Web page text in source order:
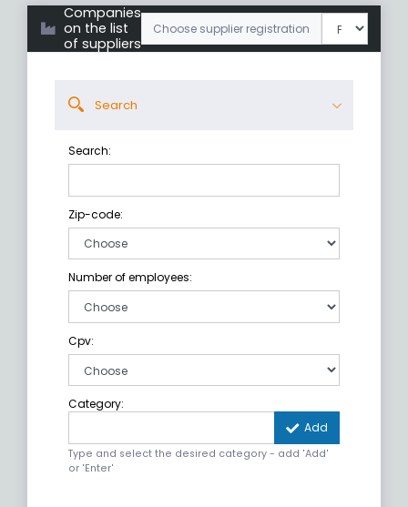
Companies
on the list
of suppliers
Choose supplier registration
Search
Search:
Zip-code:
Number of employees:
Cpv:
Category:
Add
Type and select the desired category - add 'Add'
or 'Enter'